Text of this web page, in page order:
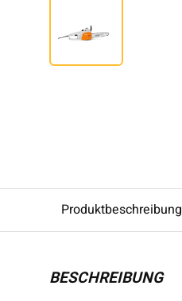
Produktbeschreibung
BESCHREIBUNG